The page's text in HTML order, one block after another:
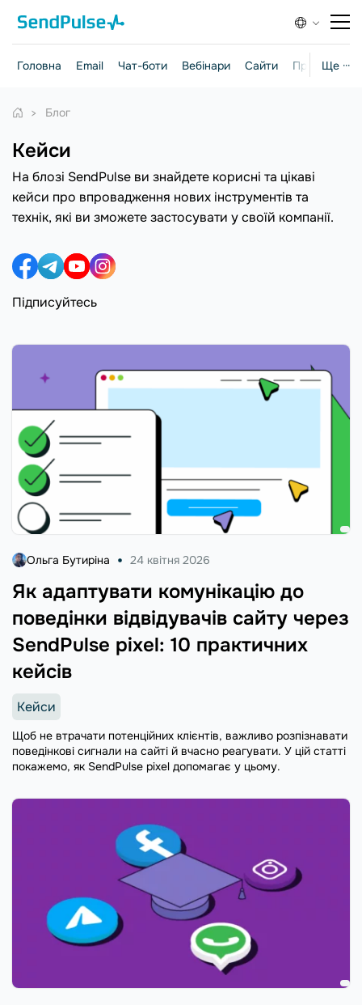
Ще ···
Головна Email Чат-боти Вебінари Сайти Практичні
Блог
Кейси
На блозі SendPulse ви знайдете корисні та цікаві
кейси про впровадження нових інструментів та
технік, які ви зможете застосувати у своїй компанії.
Підписуйтесь
Як адаптувати комунікацію до
поведінки відвідувачів сайту через
SendPulse pixel: 10 практичних
кейсів
Ольга Бутиріна 24 квітня 2026
Кейси
Щоб не втрачати потенційних клієнтів, важливо розпізнавати
поведінкові сигнали на сайті й вчасно реагувати. У цій статті
покажемо, як SendPulse pixel допомагає у цьому.